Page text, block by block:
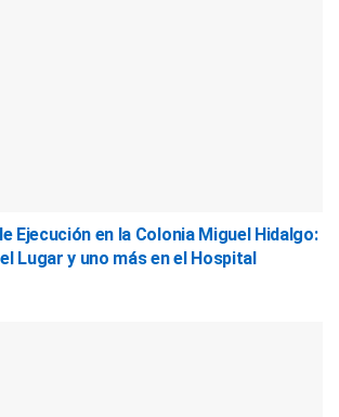
Ejecución en la Colonia Miguel Hidalgo:
Lugar y uno más en el Hospital